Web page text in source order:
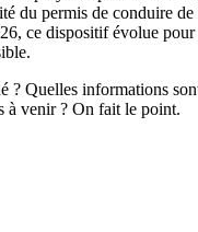
du permis de conduire de
ce dispositif évolue
? Quelles informations
à venir ? On fait le point.